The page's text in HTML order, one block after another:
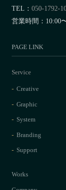
TEL： 050-1792-
営業時間：10:00
PAGE LINK
Service
Creative
Graphic
System
Branding
Support
Works